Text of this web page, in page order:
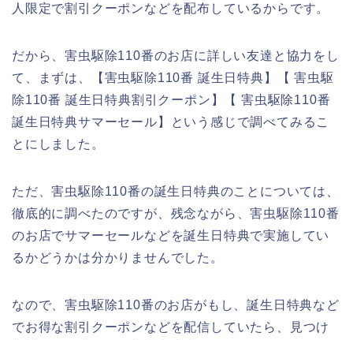
人限定で割引クーポンなどを配布しているからです。
だから、害虫駆除110番のお店に詳しい友達と協力をし
て、まずは、【害虫駆除110番 誕生日特典】【 害虫駆
除110番 誕生日特典割引クーポン】【 害虫駆除110番
誕生日特典サマーセール】という感じで調べてみるこ
とにしました。
ただ、害虫駆除110番の誕生日特典のことについては、
徹底的に調べたのですが、残念ながら、害虫駆除110番
のお店でサマーセールなどを誕生日特典で実施してい
るかどうかは分かりませんでした。
なので、害虫駆除110番のお店がもし、誕生日特典など
でお得な割引クーポンなどを配信していたら、見つけ